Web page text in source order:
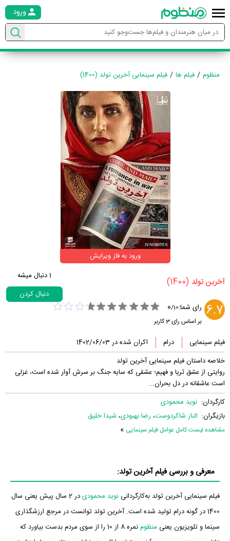
ورود
منظوم فیلم ها فیلم سینمایی آخرین تولد (1400)
ورود به فاز ویرایش
‏آخرین تولد‏ (1400)
1دنبال میشه
دنبال کردن
6.7 رای شما: 0/10
بر اساس رای3کاربر
فیلم سینمایی درام
اکران شده در 1402/06/03
خلاصه داستان فیلم سینمایی آخرین تولد
روایتی از عشق ثریا و فهیم؛ عشقی که سایه‌ جنگ بر سرش آوار شده است، غزلی
است عاشقانه در دل بحران...
کارگردان: نوید محمودی
بازیگران: الناز شاکردوست، رضا بهبودی، شیدا خلیق
مشاهده لیست کامل عوامل فیلم سینمایی »
معرفی و بررسی فیلم آخرین تولد:
فیلم سینمایی آخرین تولد به‌کارگردانی نوید محمودی
در 2 سال پیش یعنی سال
1400 در گونه درام تولید شده است. آخرین تولد توانست در مرجع ارزشگذاری
سینما و تلویزیون یعنی منظوم
نمره 8 از 10 را از سوی مردم بدست بیاورد که